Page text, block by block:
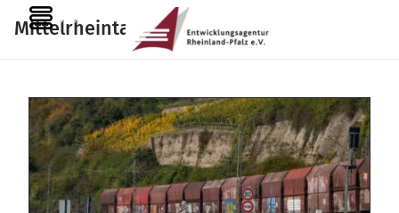
Inhalt
Mittelrheintal
MENU